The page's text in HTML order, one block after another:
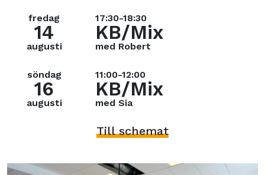
fredag
14
augusti
17:30-18:30
KB/Mix
med Robert
söndag
16
augusti
11:00-12:00
KB/Mix
med Sia
Till schemat